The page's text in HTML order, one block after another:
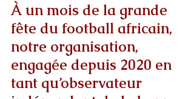
À un mois de la grande
fête du football africain,
notre organisation,
engagée depuis 2020 en
tant qu’observateur